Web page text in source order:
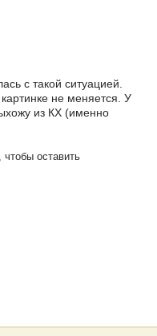
с такой ситуацией.
не меняется. У
из КХ (именно
, чтобы оставить